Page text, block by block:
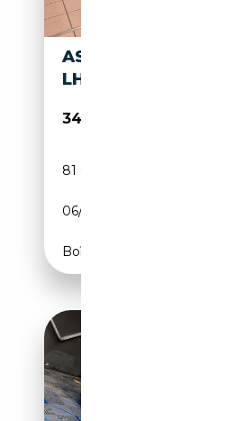
ASTON MARTIN DB 6
LHD
345 000€
81 000 km
06/1969
Boîte manuelle